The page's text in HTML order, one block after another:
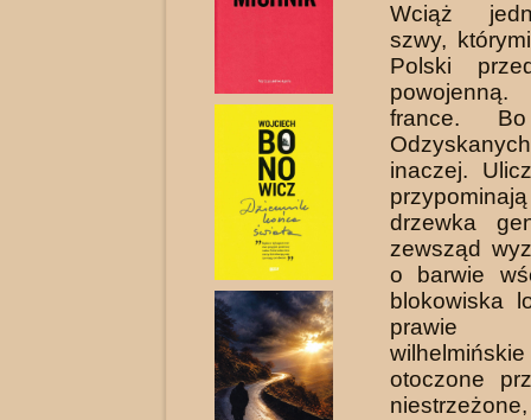
Wciąż
szwy,
Polski
france.
inaczej.
drzewka
zewsząd
o barwie
blokowiska
prawie
otoczone